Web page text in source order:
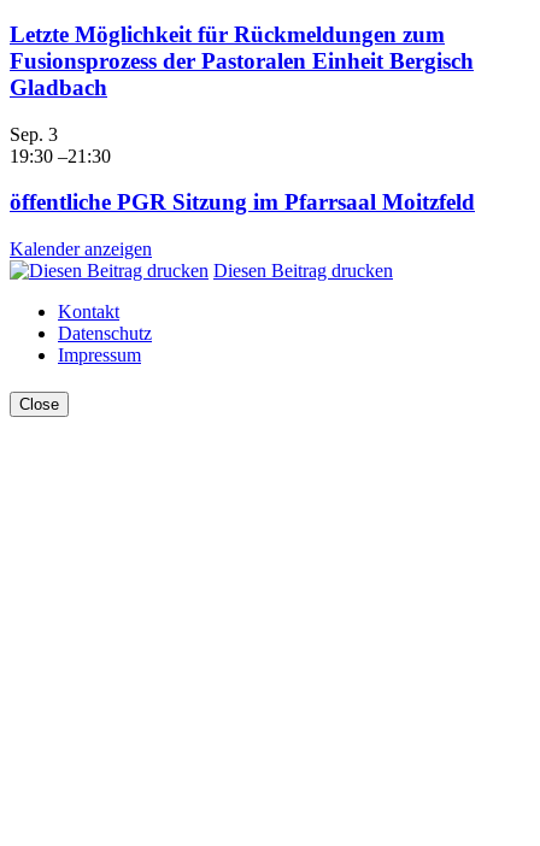
Letzte Möglichkeit für Rückmeldungen zum
Fusionsprozess der Pastoralen Einheit Bergisch
Gladbach
Sep. 3
19:30 –21:30
öffentliche PGR Sitzung im Pfarrsaal Moitzfeld
Kalender anzeigen
Diesen Beitrag drucken
Kontakt
Datenschutz
Impressum
Close